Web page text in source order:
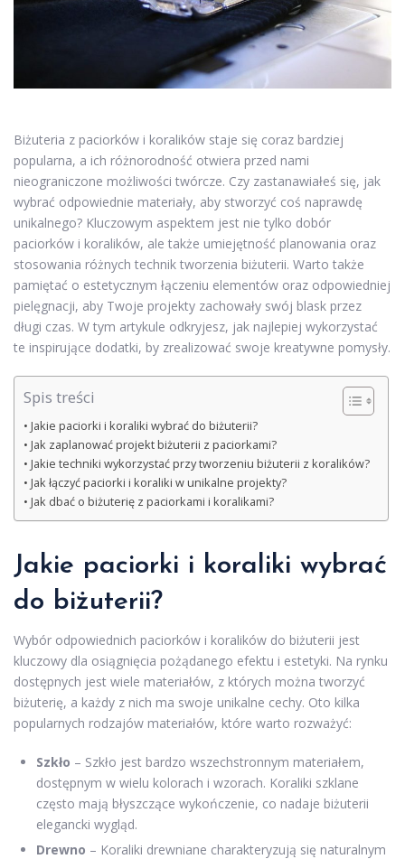
Biżuteria z paciorków i koralików staje się coraz bardziej
popularna, a ich różnorodność otwiera przed nami
nieograniczone możliwości twórcze. Czy zastanawiałeś się, jak
wybrać odpowiednie materiały, aby stworzyć coś naprawdę
unikalnego? Kluczowym aspektem jest nie tylko dobór
paciorków i koralików, ale także umiejętność planowania oraz
stosowania różnych technik tworzenia biżuterii. Warto także
pamiętać o estetycznym łączeniu elementów oraz odpowiedniej
pielęgnacji, aby Twoje projekty zachowały swój blask przez
długi czas. W tym artykule odkryjesz, jak najlepiej wykorzystać
te inspirujące dodatki, by zrealizować swoje kreatywne pomysły.
Spis treści
Jakie paciorki i koraliki wybrać do biżuterii?
Jak zaplanować projekt biżuterii z paciorkami?
Jakie techniki wykorzystać przy tworzeniu biżuterii z koralików?
Jak łączyć paciorki i koraliki w unikalne projekty?
Jak dbać o biżuterię z paciorkami i koralikami?
Jakie paciorki i koraliki wybrać
do biżuterii?
Wybór odpowiednich paciorków i koralików do biżuterii jest
kluczowy dla osiągnięcia pożądanego efektu i estetyki. Na rynku
dostępnych jest wiele materiałów, z których można tworzyć
biżuterię, a każdy z nich ma swoje unikalne cechy. Oto kilka
popularnych rodzajów materiałów, które warto rozważyć:
Szkło – Szkło jest bardzo wszechstronnym materiałem,
dostępnym w wielu kolorach i wzorach. Koraliki szklane
często mają błyszczące wykończenie, co nadaje biżuterii
elegancki wygląd.
Drewno – Koraliki drewniane charakteryzują się naturalnym